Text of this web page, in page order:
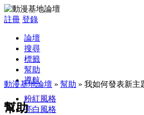
註冊 登錄
論壇
搜尋
標籤
幫助
導航
粉紅風格
亮白風格
動漫基地論壇 » 幫助 » 我如何發表新主
幫助